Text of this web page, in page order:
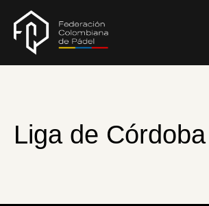
Liga de Córdoba